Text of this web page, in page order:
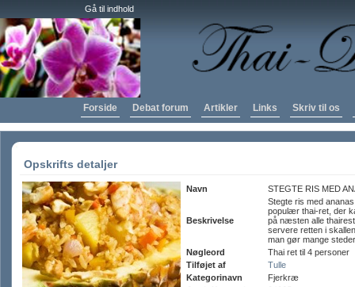
Gå til indhold
Forside Debat forum Artikler Links Skriv til os
Opskrifts detaljer
Navn STEGTE RIS MED
Beskrivelse
Stegte ris med
populær thai-ret, der
på næsten alle
servere retten i
man gør mange
Nøgleord
Thai ret til 4 personer
Tilføjet af
Tulle
Kategorinavn
Fjerkræ